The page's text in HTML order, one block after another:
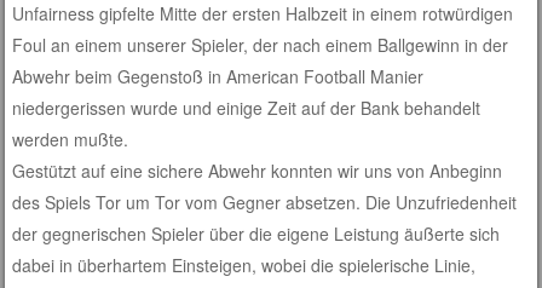
Unfairness gipfelte Mitte der ersten Halbzeit in einem rotwürdigen
Foul an einem unserer Spieler, der nach einem Ballgewinn in der
Abwehr beim Gegenstoß in American Football Manier
niedergerissen wurde und einige Zeit auf der Bank behandelt
werden mußte.
Gestützt auf eine sichere Abwehr konnten wir uns von Anbeginn
des Spiels Tor um Tor vom Gegner absetzen. Die Unzufriedenheit
der gegnerischen Spieler über die eigene Leistung äußerte sich
dabei in überhartem Einsteigen, wobei die spielerische Linie,